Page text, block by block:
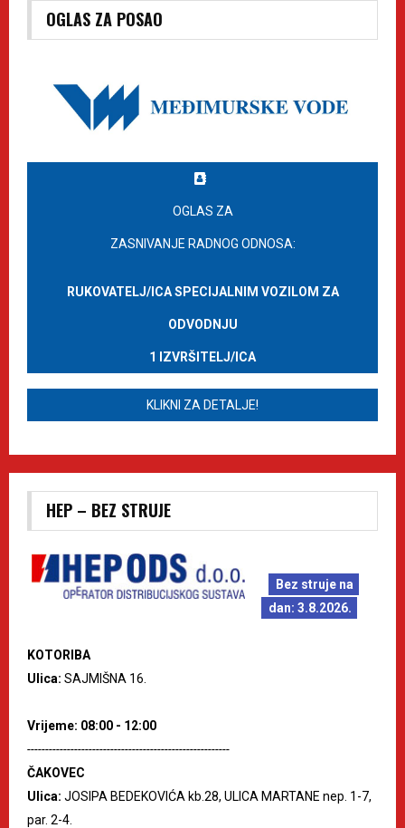
OGLAS ZA POSAO
OGLAS ZA
ZASNIVANJE RADNOG ODNOSA:
RUKOVATELJ/ICA SPECIJALNIM VOZILOM ZA
ODVODNJU
1 IZVRŠITELJ/ICA
KLIKNI ZA DETALJE!
HEP – BEZ STRUJE
Bez struje na
dan: 3.8.2026.
KOTORIBA
Ulica: SAJMIŠNA 16.
Vrijeme: 08:00 - 12:00
--------------------------------------------------------
ČAKOVEC
Ulica: JOSIPA BEDEKOVIĆA kb.28, ULICA MARTANE nep. 1-7,
par. 2-4.